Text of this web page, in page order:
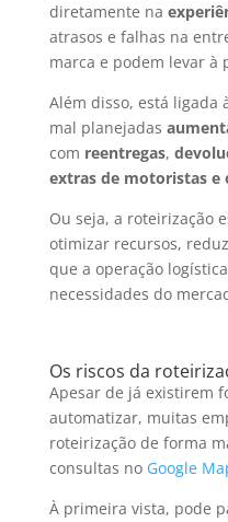
diretamente na
atrasos e falhas na
marca e podem levar à
Além disso, está ligada
mal planejadas
com reentregas,
extras de motoristas
Ou seja, a roteirização
otimizar recursos,
que a operação
necessidades do
Os riscos da
Apesar de já existirem
automatizar, muitas
roteirização de forma
consultas no Google
À primeira vista, pode